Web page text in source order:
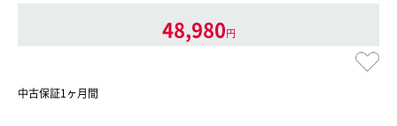
48,980円
中古保証1ヶ月間